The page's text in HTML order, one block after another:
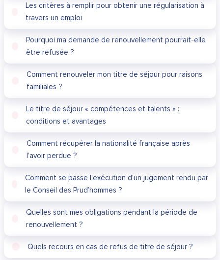
Les critères à remplir pour obtenir une régularisation à
travers un emploi
Pourquoi ma demande de renouvellement pourrait-elle
être refusée ?
Comment renouveler mon titre de séjour pour raisons
familiales ?
Le titre de séjour « compétences et talents » :
conditions et avantages
Comment récupérer la nationalité française après
l’avoir perdue ?
Comment se passe l’exécution d’un jugement rendu par
le Conseil des Prud’hommes ?
Quelles sont mes obligations pendant la période de
renouvellement ?
Quels recours en cas de refus de titre de séjour ?